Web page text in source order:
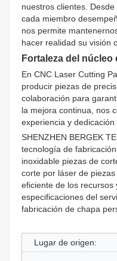
nuestros clientes.
cada miembro
nos permite
hacer realidad su visión
Fortaleza del núcleo
En CNC Laser Cutting
producir piezas de
colaboración para
la mejora continua, nos
experiencia y
SHENZHEN BERGEK
tecnología de
inoxidable piezas de
corte por láser de
eficiente de los
especificaciones del
fabricación de chapa
Lugar de origen: